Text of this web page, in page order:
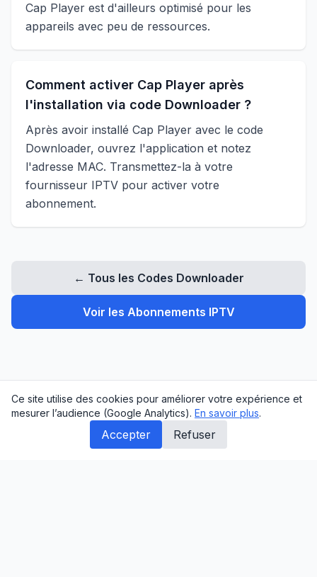
Cap Player est d'ailleurs optimisé pour les
appareils avec peu de ressources.
Comment activer Cap Player après
l'installation via code Downloader ?
Après avoir installé Cap Player avec le code
Downloader, ouvrez l'application et notez
l'adresse MAC. Transmettez-la à votre
fournisseur IPTV pour activer votre
abonnement.
← Tous les Codes Downloader
Voir les Abonnements IPTV
Ce site utilise des cookies pour améliorer votre expérience et
mesurer l’audience (Google Analytics). En savoir plus.
Accepter Refuser